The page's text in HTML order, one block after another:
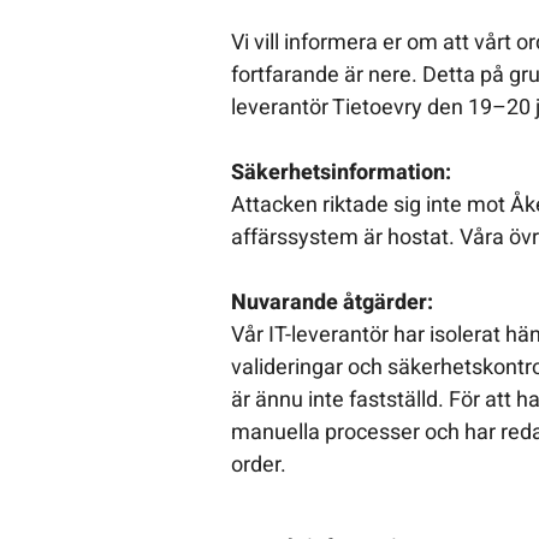
Vi vill informera er om att vårt
fortfarande är nere. Detta på
leverantör Tietoevry den 19–20
Säkerhetsinformation:
Attacken riktade sig inte mot
affärssystem är hostat. Våra
Nuvarande åtgärder:
Vår IT-leverantör har isolerat
valideringar och
är ännu inte fastställd. För att
manuella processer och har
order.